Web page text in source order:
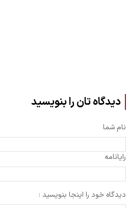
دیدگاه تان را بنویسید
نام شما
رایانامه
دیدگاه خود را اینجا بنویسید :